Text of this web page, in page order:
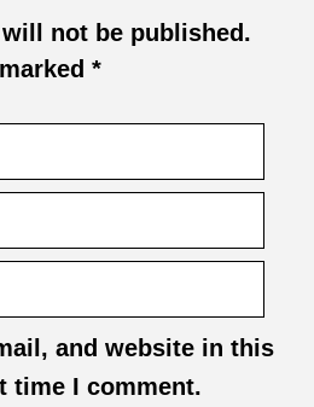
not be published.
*
and website in this
time I comment.